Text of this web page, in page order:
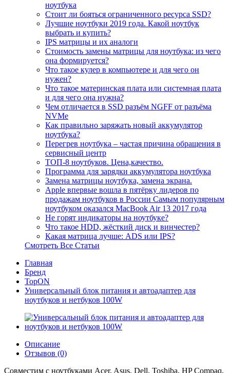
ноутбука
Стоит ли бояться ограниченного ресурса SSD?
Лучшие ноутбуки 2019 года. Какой ноутбук
выбрать и купить?
IPS матрицы и их аналоги
Стоимость замены матрицы для ноутбука: из чего
она формируется?
Что такое кулер в компьютере и для чего он
нужен?
Что такое материнская плата или системная плата
и для чего она нужна?
Чем отличается в SSD разъём NGFF от разъёма
NVMe
Как правильно заряжать новый аккумулятор
ноутбука?
Перегрев ноутбука – частая причина обращения в
сервисный центр
ТОП-8 ноутбуков. Цена,качество.
Программа для зарядки аккумулятора ноутбука
Замена матрицы ноутбука, замена экрана.
Apple впервые вошла в пятёрку лидеров по
продажам ноутбуков в России Самым популярным
ноутбуком оказался MacBook Air 13 2017 года
Не горят индикаторы на ноутбуке?
Что такое HDD, жёсткий диск и винчестер?
Какая матрица лучше: ADS или IPS?
Смотреть Все Статьи
Главная
Бренд
TopON
Универсальный блок питания и автоадаптер для
ноутбуков и нетбуков 100W
Описание
Отзывов (0)
Совместим с ноутбуками Acer, Asus, Dell, Toshiba, HP Compaq,